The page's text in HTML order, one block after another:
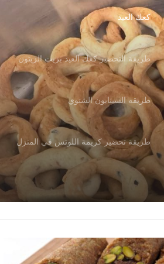
كعك العيد
طريقة التحضير كعك العيد بزيت الزيتون
طريقه السينابون الشتوي
طريقة تحضير كريمة اللوتس في المنزل